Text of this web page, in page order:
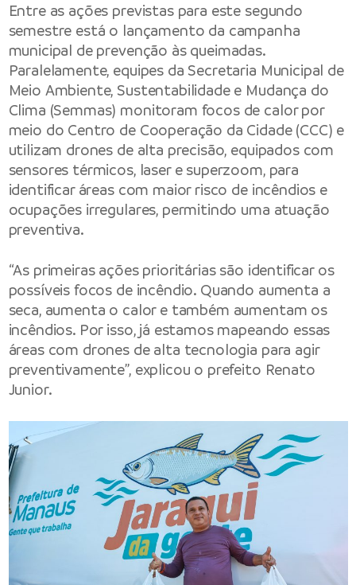
Entre as ações previstas para este segundo
semestre está o lançamento da campanha
municipal de prevenção às queimadas.
Paralelamente, equipes da Secretaria Municipal de
Meio Ambiente, Sustentabilidade e Mudança do
Clima (Semmas) monitoram focos de calor por
meio do Centro de Cooperação da Cidade(CCC) e
utilizam drones de alta precisão, equipados com
sensores térmicos, laser e superzoom, para
identificar áreas com maior risco de incêndios e
ocupações irregulares, permitindo uma atuação
preventiva.
“As primeiras ações prioritárias são identificar os
possíveis focos de incêndio. Quando aumenta a
seca, aumenta o calor e também aumentam os
incêndios. Por isso, já estamos mapeando essas
áreas com drones de alta tecnologia para agir
preventivamente”, explicou o prefeito Renato
Junior.